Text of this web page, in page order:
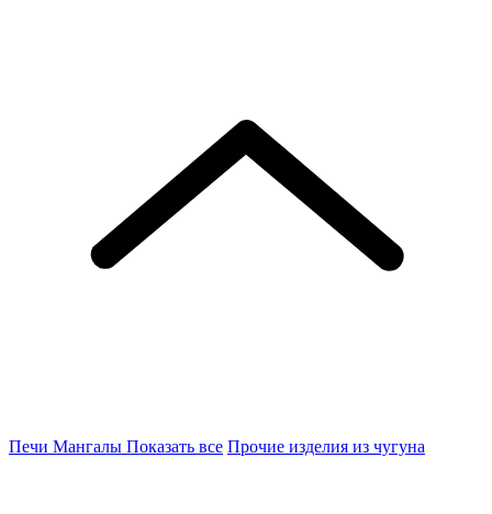
Печи Мангалы Показать все Прочие изделия из чугуна